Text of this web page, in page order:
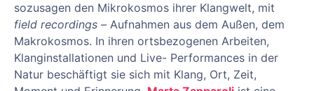
sozusagen den Mikrokosmos ihrer Klangwelt, mit
field recordings – Aufnahmen aus dem Außen, dem
Makrokosmos. In ihren ortsbezogenen Arbeiten,
Klanginstallationen und Live- Performances in der
Natur beschäftigt sie sich mit Klang, Ort, Zeit,